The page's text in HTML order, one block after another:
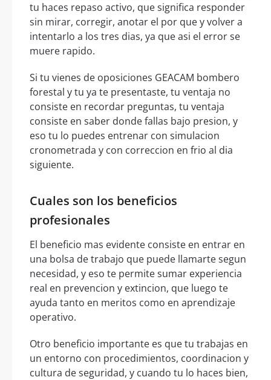
tu haces repaso activo, que significa responder
sin mirar, corregir, anotar el por que y volver a
intentarlo a los tres dias, ya que asi el error se
muere rapido.
Si tu vienes de oposiciones GEACAM bombero
forestal y tu ya te presentaste, tu ventaja no
consiste en recordar preguntas, tu ventaja
consiste en saber donde fallas bajo presion, y
eso tu lo puedes entrenar con simulacion
cronometrada y con correccion en frio al dia
siguiente.
Cuales son los beneficios
profesionales
El beneficio mas evidente consiste en entrar en
una bolsa de trabajo que puede llamarte segun
necesidad, y eso te permite sumar experiencia
real en prevencion y extincion, que luego te
ayuda tanto en meritos como en aprendizaje
operativo.
Otro beneficio importante es que tu trabajas en
un entorno con procedimientos, coordinacion y
cultura de seguridad, y cuando tu lo haces bien,